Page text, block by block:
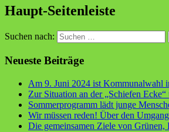
Haupt-Seitenleiste
Suchen nach:
Neueste Beiträge
Am 9. Juni 2024 ist Kommunalwahl
Zur Situation an der „Schiefen
Sommerprogramm lädt junge
Wir müssen reden! Über den
Die gemeinsamen Ziele von